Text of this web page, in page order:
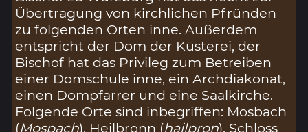
Übertragung von kirchlichen Pfründen
zu folgenden Orten inne. Außerdem
entspricht der Dom der Küsterei, der
Bischof hat das Privileg zum Betreiben
einer Domschule inne, ein Archdiakonat,
einen Dompfarrer und eine Saalkirche.
Folgende Orte sind inbegriffen: Mosbach
(Mospach), Heilbronn (hailpron), Schloss